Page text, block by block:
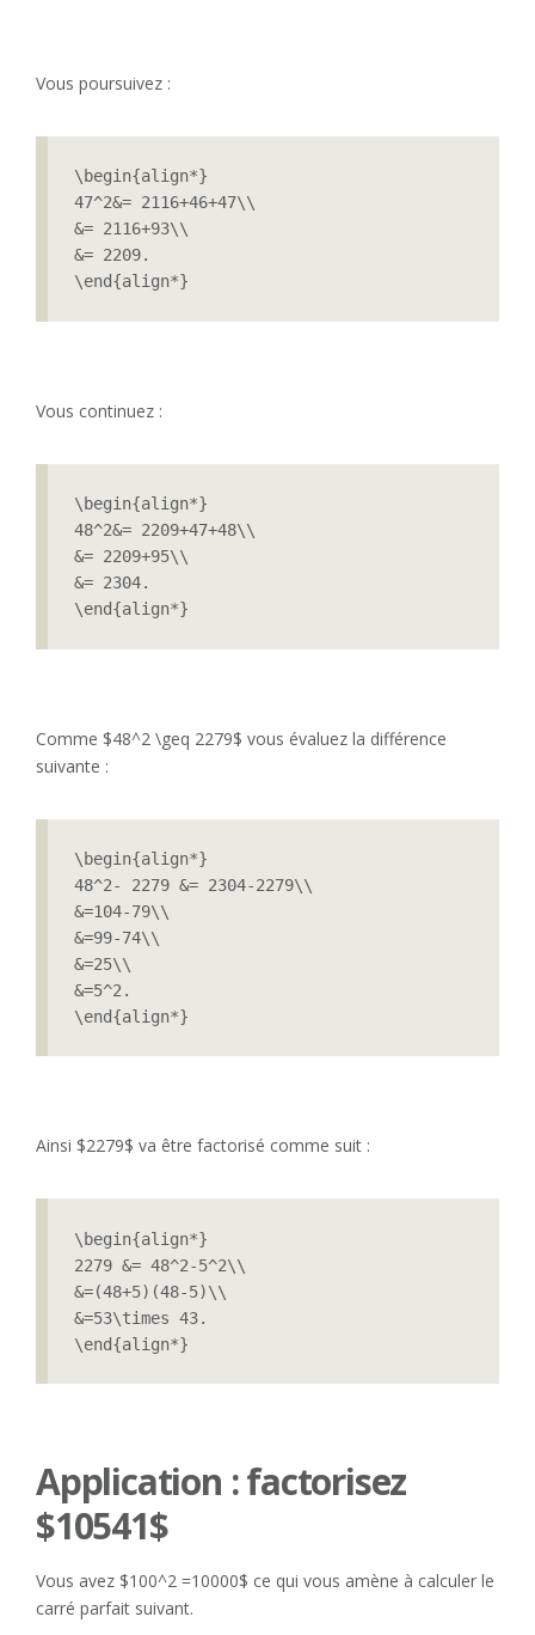
Vous poursuivez :
\begin{align*}
47^2&= 2116+46+47\\
&= 2116+93\\
&= 2209.
\end{align*}
Vous continuez :
\begin{align*}
48^2&= 2209+47+48\\
&= 2209+95\\
&= 2304.
\end{align*}
Comme $48^2 \geq 2279$ vous évaluez la différence
suivante :
\begin{align*}
48^2- 2279 &= 2304-2279\\
&=104-79\\
&=99-74\\
&=25\\
&=5^2.
\end{align*}
Ainsi $2279$ va être factorisé comme suit :
\begin{align*}
2279 &= 48^2-5^2\\
&=(48+5)(48-5)\\
&=53\times 43.
\end{align*}
Application : factorisez
$10541$
Vous avez $100^2 =10000$ ce qui vous amène à calculer le
carré parfait suivant.